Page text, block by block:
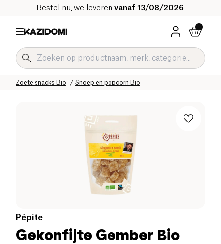
Bestel nu, we leveren vanaf 13/08/2026
Snoep en popcorn Bio
Zoete snacks Bio
Zoetwaren Bio
Onze biologische catalogus
Home
Pépite
Gekonfijte Gember Bio